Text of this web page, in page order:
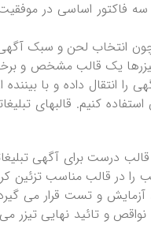
انتخاب لحن و سبک
یک قالب مشخص و
را انتقال داده و با
‌کنیم. قالبهای
درست برای آگهی
را در قالب مناسب تزئین
آزمایش و تست قرار می
نواقص و تائید نهایی